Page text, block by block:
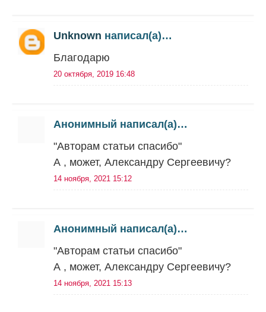
Unknown написал(а)…
Благодарю
20 октября, 2019 16:48
Анонимный написал(а)…
"Авторам статьи спасибо"
А , может, Александру Сергеевичу?
14 ноября, 2021 15:12
Анонимный написал(а)…
"Авторам статьи спасибо"
А , может, Александру Сергеевичу?
14 ноября, 2021 15:13